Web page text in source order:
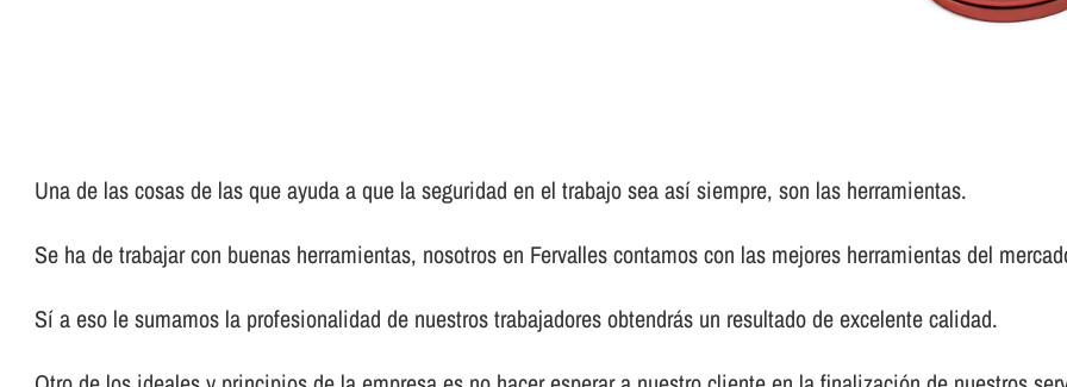
Una de las cosas de las que ayuda a que la seguridad en el trabajo sea así­ siempre, son las herramientas.
Se ha de trabajar con buenas herramientas, nosotros en Fervalles contamos con las mejores herramientas del
Sí­ a eso le sumamos la profesionalidad de nuestros trabajadores obtendrás un resultado de excelente calidad.